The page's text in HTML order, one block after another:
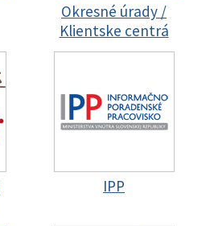
Okresné úrady /
Klientske centrá
IPP